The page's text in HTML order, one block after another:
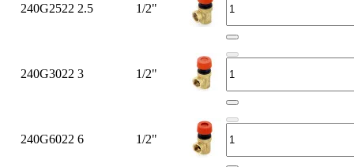
240G2522 2.5 1/2"
240G3022 3 1/2"
240G6022 6 1/2"